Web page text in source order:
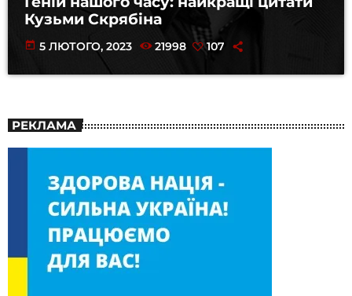
Кузьми Скрябіна
today 5 ЛЮТОГО, 2023 21998 107
РЕКЛАМА